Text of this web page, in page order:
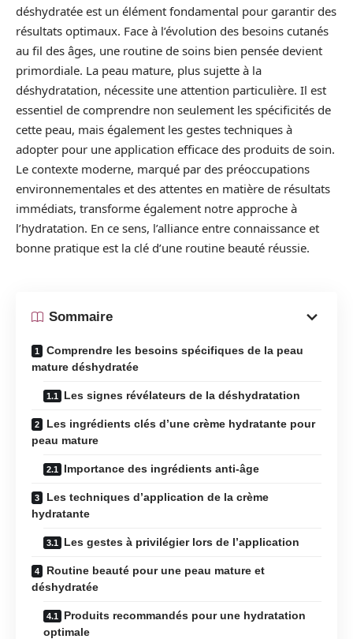
déshydratée est un élément fondamental pour garantir des
résultats optimaux. Face à l’évolution des besoins cutanés
au fil des âges, une routine de soins bien pensée devient
primordiale. La peau mature, plus sujette à la
déshydratation, nécessite une attention particulière. Il est
essentiel de comprendre non seulement les spécificités de
cette peau, mais également les gestes techniques à
adopter pour une application efficace des produits de soin.
Le contexte moderne, marqué par des préoccupations
environnementales et des attentes en matière de résultats
immédiats, transforme également notre approche à
l’hydratation. En ce sens, l’alliance entre connaissance et
bonne pratique est la clé d’une routine beauté réussie.
Sommaire
Comprendre les besoins spécifiques de la peau
mature déshydratée
Les signes révélateurs de la déshydratation
Les ingrédients clés d’une crème hydratante pour
peau mature
Importance des ingrédients anti-âge
Les techniques d’application de la crème
hydratante
Les gestes à privilégier lors de l’application
Routine beauté pour une peau mature et
déshydratée
Produits recommandés pour une hydratation
optimale